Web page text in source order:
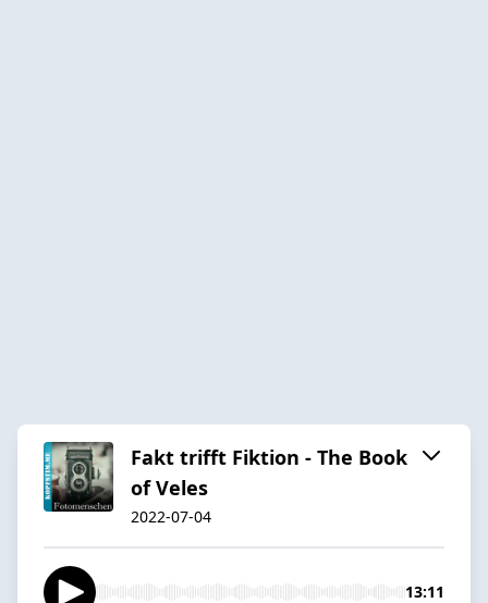
Fakt trifft Fiktion - The Book
of Veles
2022-07-04
13:11